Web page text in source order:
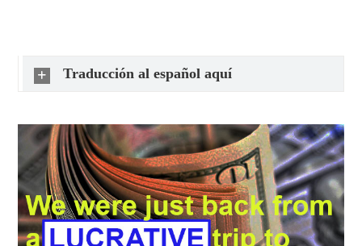
Traducción al español aquí